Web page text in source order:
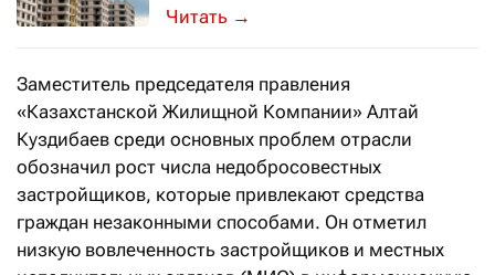
И что будет с ценами на жильё в
→
Заместитель председателя правления
«Казахстанской Жилищной Компании» Алтай
Куздибаев среди основных проблем отрасли
обозначил рост числа недобросовестных
застройщиков, которые привлекают средства
граждан незаконными способами. Он отметил
низкую вовлеченность застройщиков и местных